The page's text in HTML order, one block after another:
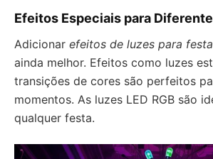
Efeitos Especiais para
Adicionar efeitos de luzes para
ainda melhor. Efeitos como luzes
transições de cores são perfeitos
momentos. As luzes LED RGB são
qualquer festa.